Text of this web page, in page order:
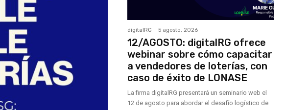
digitalRG 5 agosto, 2026
12/AGOSTO: digitalRG ofrece
webinar sobre cómo capacitar
a vendedores de loterías, con
caso de éxito de LONASE
La firma digitalRG presentará un seminario web el
12 de agosto para abordar el desafío logístico de